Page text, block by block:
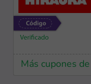
Más cupones